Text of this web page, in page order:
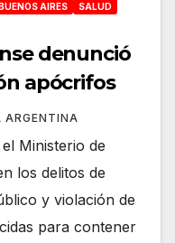
AIRES
SALUD
denunció
apócrifos
ARGENTINA
Ministerio de
los delitos de
y violación de
para contener